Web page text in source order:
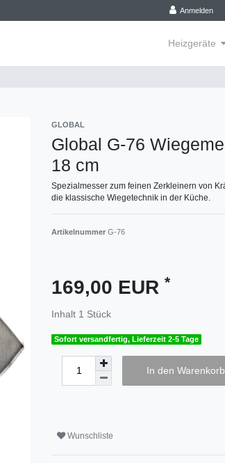
Anmelden
Heizgeräte
GLOBAL
Global G-76
18 cm
Spezialmesser zum feinen Zerkleinern von
die klassische Wiegetechnik in der Küche.
Artikelnummer G-76
169,00 EUR *
Inhalt 1 Stück
Sofort versandfertig, Lieferzeit 2-5 Tage
In den Warenkorb
Wunschliste